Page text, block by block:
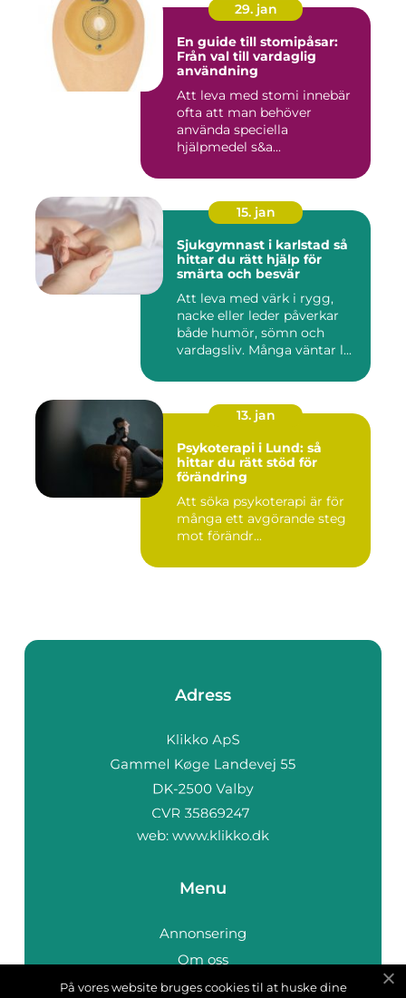
29. jan
En guide till stomipåsar:
Från val till vardaglig
användning
Att leva med stomi innebär
ofta att man behöver
använda speciella
hjälpmedel s&a...
15. jan
Sjukgymnast i karlstad så
hittar du rätt hjälp för
smärta och besvär
Att leva med värk i rygg,
nacke eller leder påverkar
både humör, sömn och
vardagsliv. Många väntar l...
13. jan
Psykoterapi i Lund: så
hittar du rätt stöd för
förändring
Att söka psykoterapi är för
många ett avgörande steg
mot förändr...
Adress
web: www.klikko.dk
Menu
Annonsering
Om oss
Cookies
På vores website bruges cookies til at huske dine